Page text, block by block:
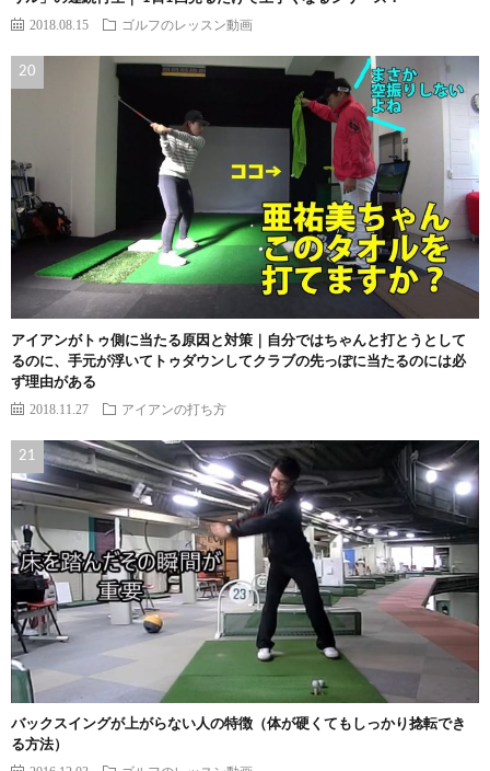
2018.08.15 ゴルフのレッスン動画
アイアンがトゥ側に当たる原因と対策｜自分ではちゃんと打とうとして
るのに、手元が浮いてトゥダウンしてクラブの先っぽに当たるのには必
ず理由がある
2018.11.27 アイアンの打ち方
バックスイングが上がらない人の特徴（体が硬くてもしっかり捻転でき
る方法）